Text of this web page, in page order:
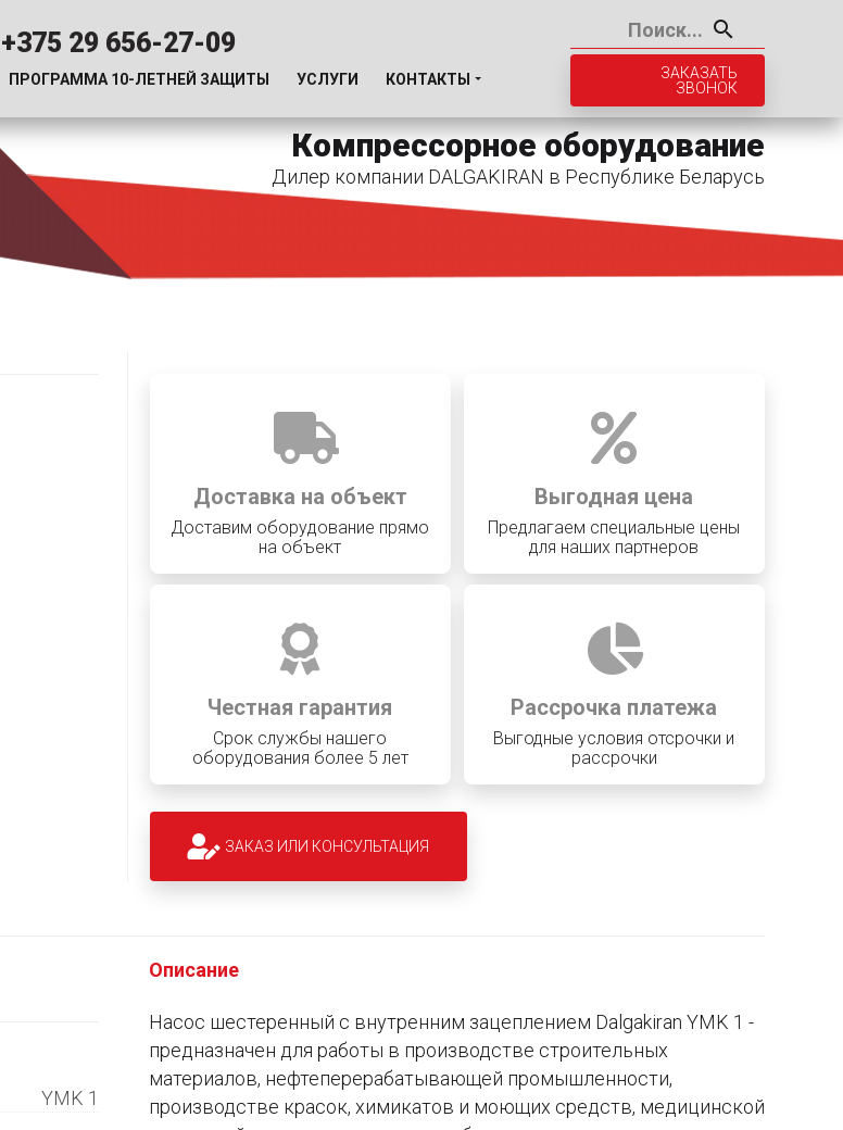
+375 29 656-27-09
ПРОГРАММА 10-ЛЕТНЕЙ ЗАЩИТЫ УСЛУГИ КОНТАКТЫ
ЗАКАЗАТЬ
ЗВОНОК
Компрессорное оборудование
Дилер компании DALGAKIRAN в Республике Беларусь
Доставка на объект
Доставим оборудование прямо
на объект
Выгодная цена
Предлагаем специальные цены
для наших партнеров
Честная гарантия
Срок службы нашего
оборудования более 5 лет
Рассрочка платежа
Выгодные условия отсрочки и
рассрочки
ЗАКАЗ ИЛИ КОНСУЛЬТАЦИЯ
YMK 1
Описание
Насос шестеренный с внутренним зацеплением Dalgakiran YMK 1 -
предназначен для работы в производстве строительных
материалов, нефтеперерабатывающей промышленности,
производстве красок, химикатов и моющих средств, медицинской